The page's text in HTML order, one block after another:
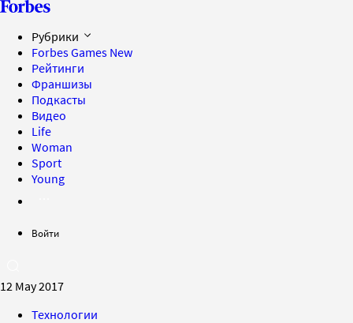
Рубрики
Forbes Games New
Рейтинги
Франшизы
Подкасты
Видео
Life
Woman
Sport
Young
Войти
12 May 2017
Технологии